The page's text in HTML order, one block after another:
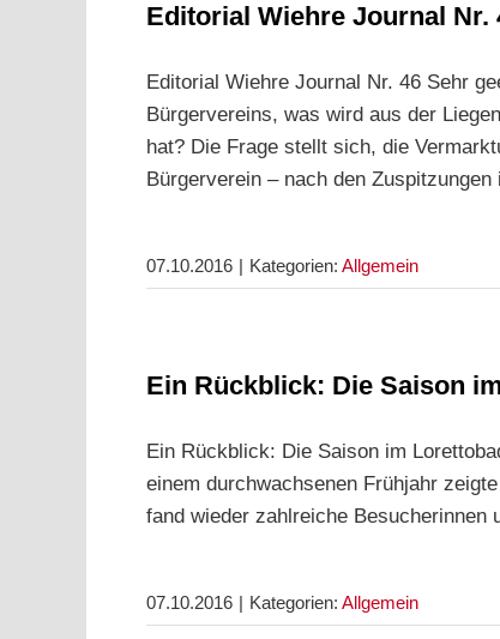
Editorial Wiehre Journal Nr.
Editorial Wiehre Journal Nr. 46 Sehr
Bürgervereins, was wird aus der
hat? Die Frage stellt sich, die
Bürgerverein – nach den
07.10.2016 | Kategorien: Allgemein
Ein Rückblick: Die Saison
Ein Rückblick: Die Saison im
einem durchwachsenen Frühjahr
fand wieder zahlreiche Besucherinnen
07.10.2016 | Kategorien: Allgemein